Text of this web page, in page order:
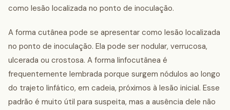
como lesão localizada no ponto de inoculação.
A forma cutânea pode se apresentar como lesão localizada
no ponto de inoculação. Ela pode ser nodular, verrucosa,
ulcerada ou crostosa. A forma linfocutânea é
frequentemente lembrada porque surgem nódulos ao longo
do trajeto linfático, em cadeia, próximos à lesão inicial. Esse
padrão é muito útil para suspeita, mas a ausência dele não